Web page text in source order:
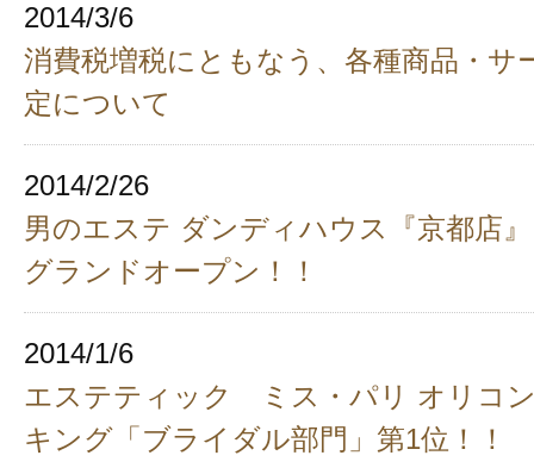
2014/3/6
消費税増税にともなう、各種商品・サ
定について
2014/2/26
男のエステ ダンディハウス『京都店
グランドオープン！！
2014/1/6
エステティック ミス・パリ オリコ
キング「ブライダル部門」第1位！！